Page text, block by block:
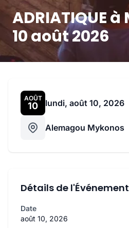
ADRIATIQUE
10 août 2026
AOÛT
10 lundi, août 10, 2026
Alemagou Mykonos
Détails de l'Événement
Date
août 10, 2026